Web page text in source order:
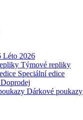
Léto 2026
Týmové repliky
Speciální edice
Doprodej
Dárkové poukazy